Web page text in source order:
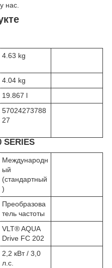
нас.
4.63 kg
4.04 kg
19.867 l
57024273788
27
SERIES
Международн
ый
(стандартный
)
Преобразова
тель частоты
VLT® AQUA
Drive FC 202
2,2 кВт / 3,0
л.с.